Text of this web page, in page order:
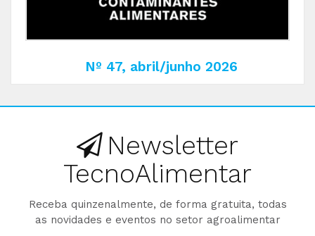
Nº 47, abril/junho 2026
Newsletter
TecnoAlimentar
Receba quinzenalmente, de forma gratuita, todas
as novidades e eventos no setor agroalimentar